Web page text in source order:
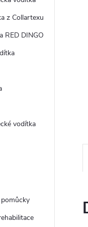
z Collartexu
RED DINGO
vodítka